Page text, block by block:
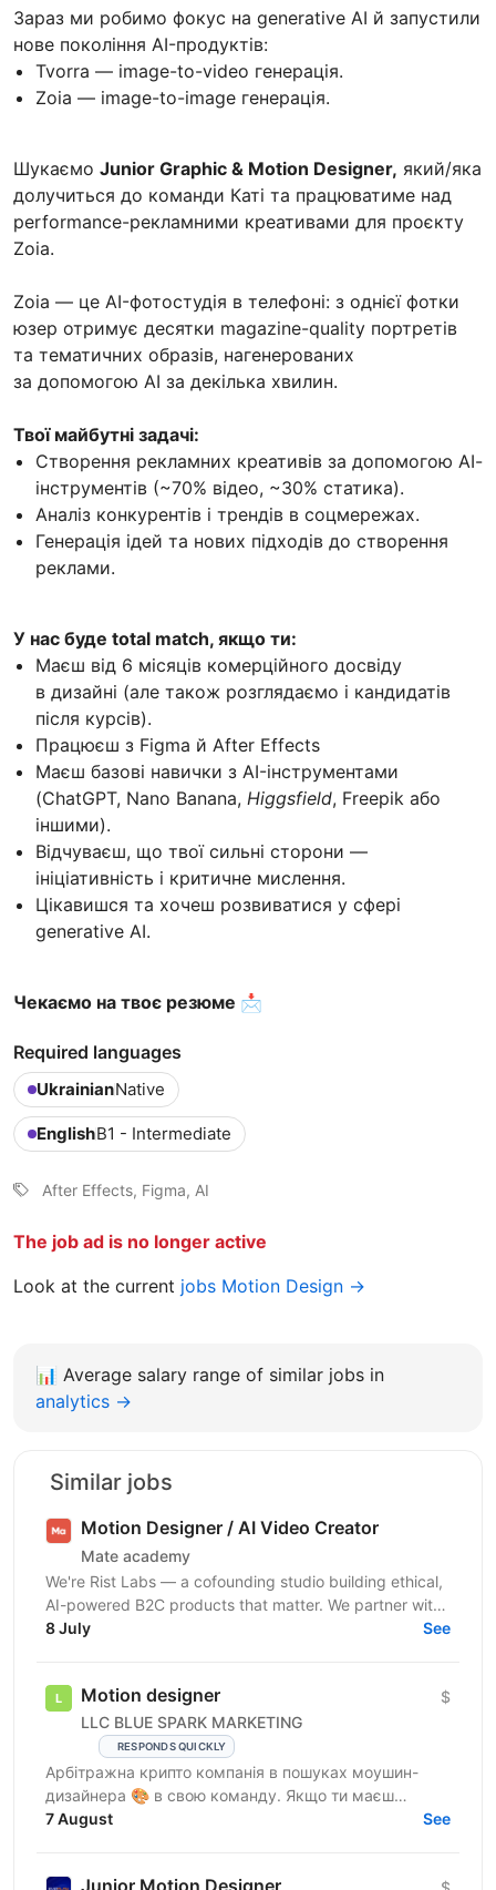
Зараз ми робимо фокус на generative AI й запустили
нове покоління AI-продуктів:
Tvorra — image-to-video генерація.
Zoia — image-to-image генерація.
Шукаємо Junior Graphic & Motion Designer, який/яка
долучиться до команди Каті та працюватиме над
performance-рекламними креативами для проєкту
Zoia.
Zoia — це AI-фотостудія в телефоні: з однієї фотки
юзер отримує десятки magazine-quality портретів
та тематичних образів, нагенерованих
за допомогою AI за декілька хвилин.
Твої майбутні задачі:
Створення рекламних креативів за допомогою АІ-
інструментів (~70% відео, ~30% статика).
Аналіз конкурентів і трендів в соцмережах.
Генерація ідей та нових підходів до створення
реклами.
У нас буде total match, якщо ти:
Маєш від 6 місяців комерційного досвіду
в дизайні (але також розглядаємо і кандидатів
після курсів).
Працюєш з Figma й After Effects
Маєш базові навички з AI-інструментами
(ChatGPT, Nano Banana, Higgsfield, Freepik або
іншими).
Відчуваєш, що твої сильні сторони —
ініціативність і критичне мислення.
Цікавишся та хочеш розвиватися у сфері
generative AI.
Чекаємо на твоє резюме 📩
Required languages
UkrainianNative
EnglishB1 - Intermediate
After Effects, Figma, AI
The job ad is no longer active
Look at the current jobs Motion Design →
📊 Average salary range of similar jobs in
analytics →
Similar jobs
Motion Designer / AI Video Creator
Mate academy
We're Rist Labs — a cofounding studio building ethical,
AI-powered B2C products that matter. We partner with
sharp founders and top talent to launch...
8 July See
Motion designer
LLC BLUE SPARK MARKETING
RESPONDS QUICKLY
$
Арбітражна крипто компанія в пошуках моушин-
дизайнера 🎨 в свою команду. Якщо ти маєш
навички роботи з Adobe Premiere Pro, After Effects та
7 August See
Junior Motion Designer